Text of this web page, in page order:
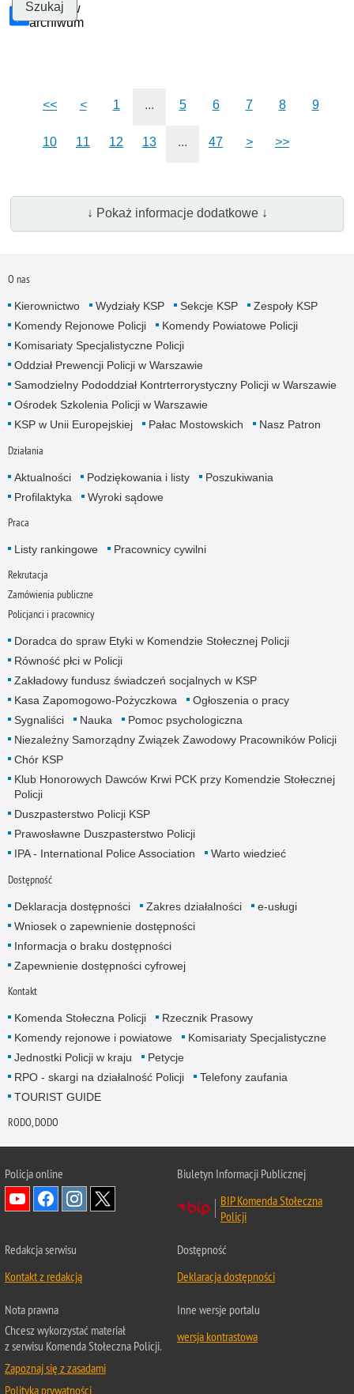
Szukaj w
archiwum
<< < 1 ... 5 6 7 8 9
10 11 12 13 ... 47 > >>
↓ Pokaż informacje dodatkowe ↓
O nas
Kierownictwo Wydziały KSP Sekcje KSP
Zespoły KSP
Komendy Rejonowe Policji
Komendy Powiatowe Policji
Komisariaty Specjalistyczne Policji
Oddział Prewencji Policji w Warszawie
Samodzielny Pododdział Kontrterrorystyczny Policji w Warszawie
Ośrodek Szkolenia Policji w Warszawie
KSP w Unii Europejskiej
Pałac Mostowskich Nasz Patron
Działania
Aktualności Podziękowania i listy
Poszukiwania
Profilaktyka
Wyroki sądowe
Praca
Listy rankingowe Pracownicy cywilni
Rekrutacja
Zamówienia publiczne
Policjanci i pracownicy
Doradca do spraw Etyki w Komendzie Stołecznej Policji
Równość płci w Policji
Zakładowy fundusz świadczeń socjalnych w KSP
Kasa Zapomogowo-Pożyczkowa
Ogłoszenia o pracy
Sygnaliści
Nauka
Pomoc psychologiczna
Niezależny Samorządny Związek Zawodowy Pracowników Policji
Chór KSP
Klub Honorowych Dawców Krwi PCK przy Komendzie Stołecznej
Policji
Duszpasterstwo Policji KSP
Prawosławne Duszpasterstwo Policji
IPA - International Police Association
Warto wiedzieć
Dostępność
Deklaracja dostępności Zakres działalności
e-usługi
Wniosek o zapewnienie dostępności
Informacja o braku dostępności
Zapewnienie dostępności cyfrowej
Kontakt
Komenda Stołeczna Policji
Rzecznik Prasowy
Komendy rejonowe i powiatowe
Komisariaty Specjalistyczne
Jednostki Policji w kraju
Petycje
RPO - skargi na działalność Policji
Telefony zaufania
TOURIST GUIDE
RODO, DODO
Policja online
Biuletyn Informacji Publicznej
BIP Komenda Stołeczna
Policji
Redakcja serwisu
Kontakt z redakcją
Dostępność
Deklaracja dostępności
Nota prawna
Chcesz wykorzystać materiał
z serwisu Komenda Stołeczna Policji.
Zapoznaj się z zasadami
Polityka prywatności
Inne wersje portalu
wersja kontrastowa